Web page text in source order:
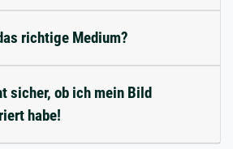
richtige Medium?
sicher, ob ich mein Bild
habe!